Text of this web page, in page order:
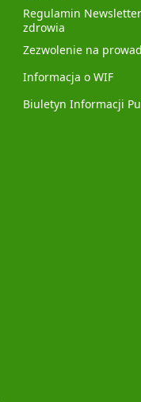
Regulamin
zdrowia
Zezwolenie na
Informacja o WIF
Biuletyn Informacji